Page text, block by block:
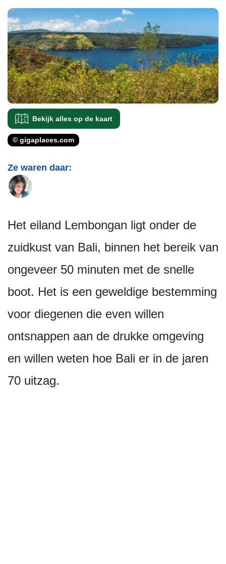
Bekijk alles op de kaart
© gigaplaces.com
Ze waren daar:
Het eiland Lembongan ligt onder de
zuidkust van Bali, binnen het bereik van
ongeveer 50 minuten met de snelle
boot. Het is een geweldige bestemming
voor diegenen die even willen
ontsnappen aan de drukke omgeving
en willen weten hoe Bali er in de jaren
70 uitzag.